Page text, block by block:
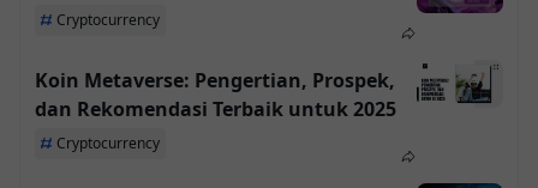
Cryptocurrency
Koin Metaverse: Pengertian, Prospek,
dan Rekomendasi Terbaik untuk 2025
Cryptocurrency